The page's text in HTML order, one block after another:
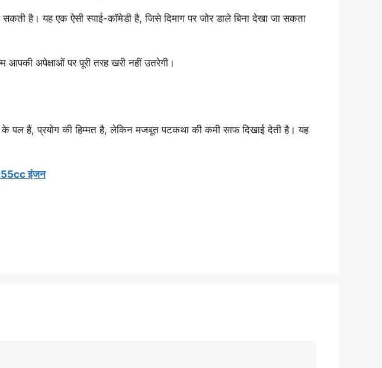
है। यह एक ऐसी स्पाई-कॉमेडी है, जिसे दिमाग पर जोर डाले बिना देखा जा सकता
अपेक्षाओं पर पूरी तरह खरी नहीं उतरेगी।
हैं, प्रयोग की हिम्मत है, लेकिन मजबूत पटकथा की कमी साफ दिखाई देती है। यह
इंजन